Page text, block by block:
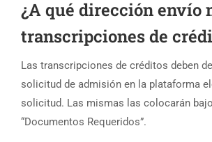
¿A qué dirección envío
transcripciones de
Las transcripciones de créditos deben
solicitud de admisión en la plataforma
solicitud. Las mismas las colocarán
“Documentos Requeridos”.